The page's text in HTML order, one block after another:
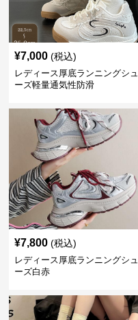
¥7,000 (税込)
レディース厚底ランニングシュ
ーズ軽量通気性防滑
¥7,800 (税込)
レディース厚底ランニングシュ
ーズ白赤